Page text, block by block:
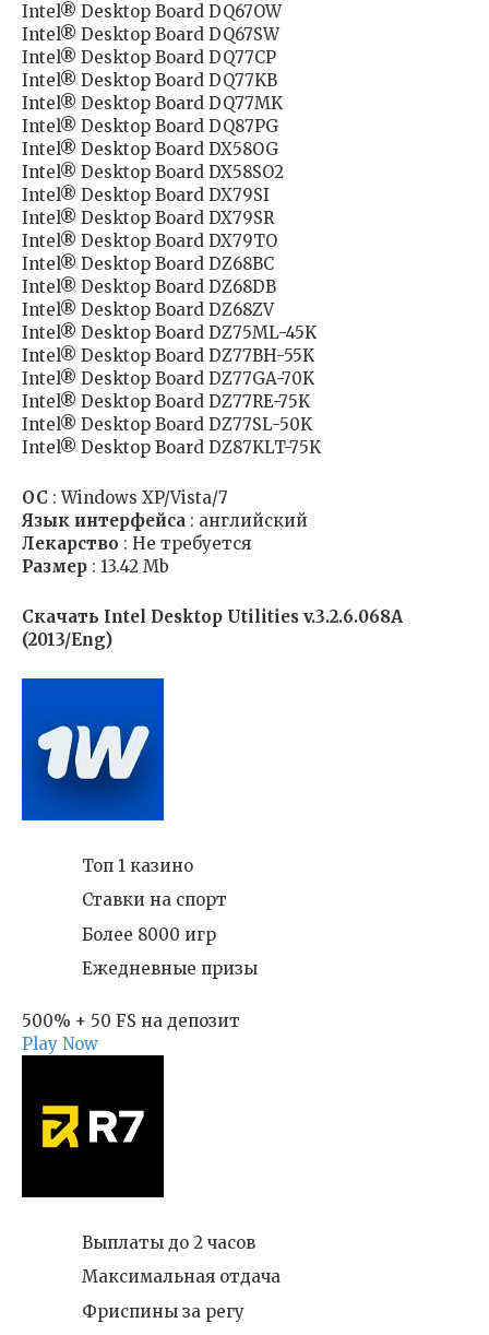
Intel® Desktop Board DQ67OW
Intel® Desktop Board DQ67SW
Intel® Desktop Board DQ77CP
Intel® Desktop Board DQ77KB
Intel® Desktop Board DQ77MK
Intel® Desktop Board DQ87PG
Intel® Desktop Board DX58OG
Intel® Desktop Board DX58SO2
Intel® Desktop Board DX79SI
Intel® Desktop Board DX79SR
Intel® Desktop Board DX79TO
Intel® Desktop Board DZ68BC
Intel® Desktop Board DZ68DB
Intel® Desktop Board DZ68ZV
Intel® Desktop Board DZ75ML-45K
Intel® Desktop Board DZ77BH-55K
Intel® Desktop Board DZ77GA-70K
Intel® Desktop Board DZ77RE-75K
Intel® Desktop Board DZ77SL-50K
Intel® Desktop Board DZ87KLT-75K
ОС : Windows XP/Vista/7
Язык интерфейса : английский
Лекарство : Не требуется
Размер : 13.42 Mb
Скачать Intel Desktop Utilities v.3.2.6.068A
(2013/Eng)
Топ 1 казино
Ставки на спорт
Более 8000 игр
Ежедневные призы
500% + 50 FS на депозит
Play Now
Выплаты до 2 часов
Максимальная отдача
Фриспины за регу